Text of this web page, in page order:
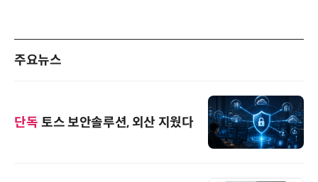
주요뉴스
단독 토스 보안솔루션, 외산 지웠다